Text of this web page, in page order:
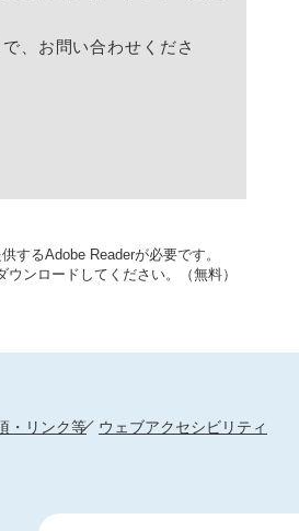
で、お問い合わせくださ
するAdobe Readerが必要です。
ンロードしてください。（無料）
・リンク等 ウェブアクセシビリティ